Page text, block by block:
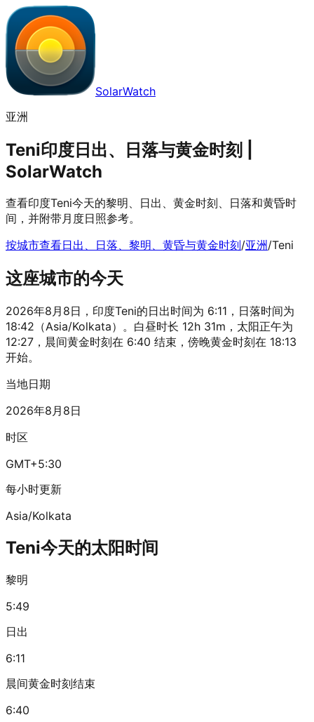
SolarWatch
亚洲
Teni印度日出、日落与黄金时刻 |
SolarWatch
查看印度Teni今天的黎明、日出、黄金时刻、日落和黄昏时
间，并附带月度日照参考。
按城市查看日出、日落、黎明、黄昏与黄金时刻/亚洲/Teni
这座城市的今天
2026年8月8日，印度Teni的日出时间为 6:11，日落时间为
18:42（Asia/Kolkata）。白昼时长 12h 31m，太阳正午为
12:27，晨间黄金时刻在 6:40 结束，傍晚黄金时刻在 18:13
开始。
当地日期
2026年8月8日
时区
GMT+5:30
每小时更新
Asia/Kolkata
Teni今天的太阳时间
黎明
5:49
日出
6:11
晨间黄金时刻结束
6:40